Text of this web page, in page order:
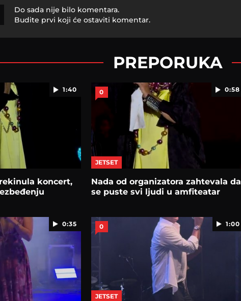
Do sada nije bilo komentara.
Budite prvi koji će ostaviti komentar.
PREPORUKA
1:40
koncert,
0:58
0
JETSET
Nada od organizatora zahtevala da
se puste svi ljudi u amfiteatar
0:35 1:00
0
JETSET